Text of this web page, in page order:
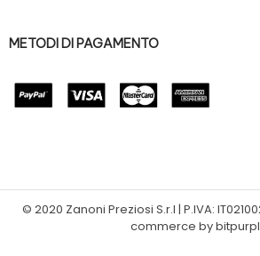
METODI DI PAGAMENTO
© 2020 Zanoni Preziosi S.r.l | P.IVA:
commerce by